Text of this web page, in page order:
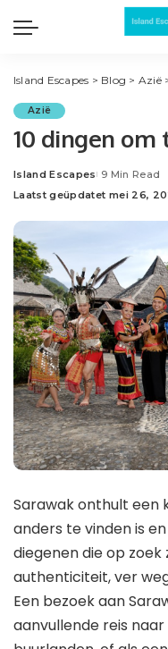
Island Escapes > Blog > Azië
Azië
10 dingen om
Posted
by
Island Escapes 9 Min Read
Laatst geüpdatet mei 26,
Sarawak onthult een
anders te vinden is
diegenen die op
authenticiteit, ver
Een bezoek aan
aanvullende reis